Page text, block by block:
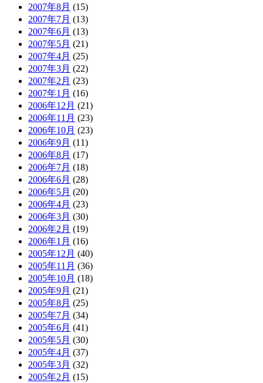
2007年8月 (15)
2007年7月 (13)
2007年6月 (13)
2007年5月 (21)
2007年4月 (25)
2007年3月 (22)
2007年2月 (23)
2007年1月 (16)
2006年12月 (21)
2006年11月 (23)
2006年10月 (23)
2006年9月 (11)
2006年8月 (17)
2006年7月 (18)
2006年6月 (28)
2006年5月 (20)
2006年4月 (23)
2006年3月 (30)
2006年2月 (19)
2006年1月 (16)
2005年12月 (40)
2005年11月 (36)
2005年10月 (18)
2005年9月 (21)
2005年8月 (25)
2005年7月 (34)
2005年6月 (41)
2005年5月 (30)
2005年4月 (37)
2005年3月 (32)
2005年2月 (15)